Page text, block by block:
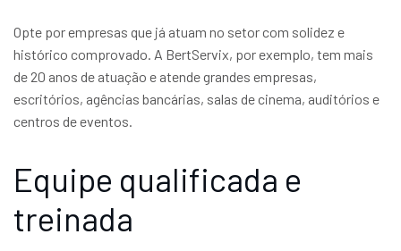
Opte por empresas que já atuam no setor com solidez e
histórico comprovado. A BertServix, por exemplo, tem mais
de 20 anos de atuação e atende grandes empresas,
escritórios, agências bancárias, salas de cinema, auditórios e
centros de eventos.
Equipe qualificada e
treinada